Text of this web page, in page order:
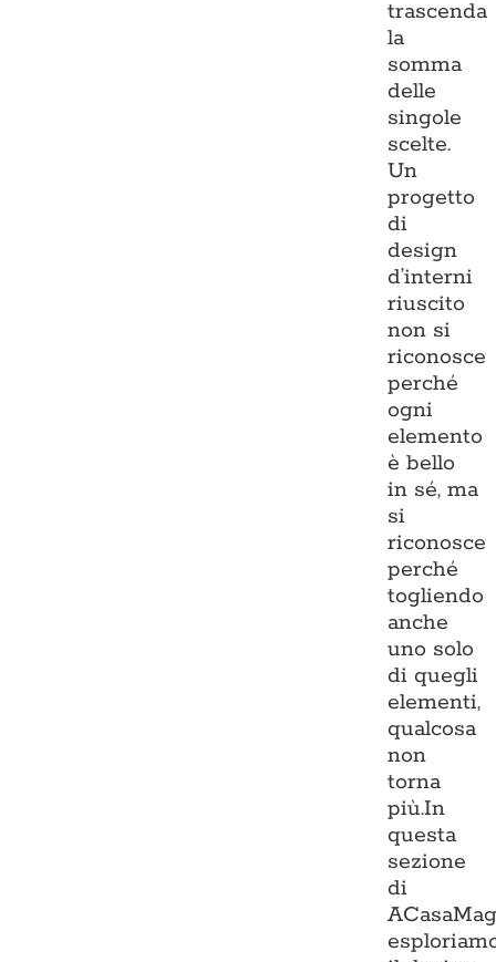
trascenda
la
somma
delle
singole
scelte.
Un
progetto
di
design
d’interni
riuscito
non si
riconosce
perché
ogni
elemento
è bello
in sé, ma
si
riconosce
perché
togliendo
anche
uno solo
di quegli
elementi,
qualcosa
non
torna
più.In
questa
sezione
di